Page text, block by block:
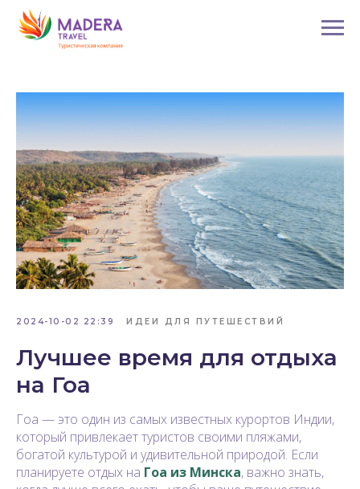
2024-10-02 22:39 ИДЕИ ДЛЯ ПУТЕШЕСТВИЙ
Лучшее время для отдыха
на Гоа
Гоа — это один из самых известных курортов Индии,
который привлекает туристов своими пляжами,
богатой культурой и удивительной природой. Если
планируете отдых на Гоа из Минска, важно знать,